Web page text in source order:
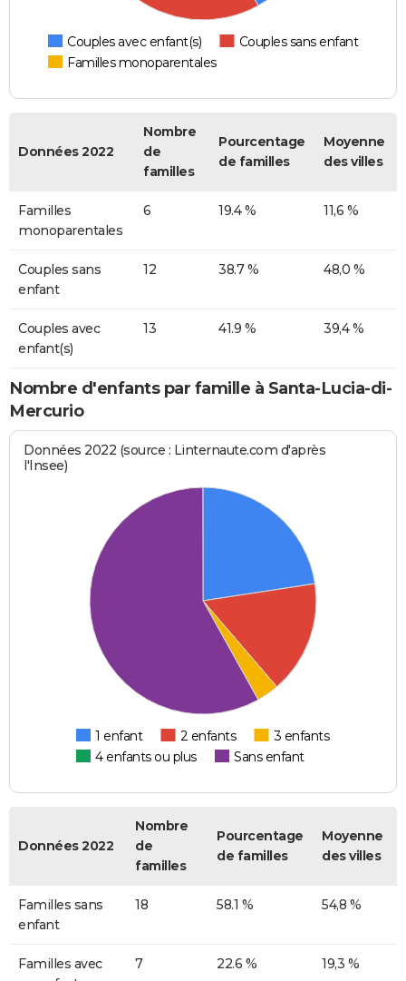
Couples avec enfant(s)
Couples sans enfant
Familles monoparentales
Données 2022
Nombre
de
familles
Pourcentage
de familles
Moyenne
des villes
Familles
monoparentales
6 19.4 % 11,6 %
Couples sans
enfant
12 38.7 % 48,0 %
Couples avec
enfant(s)
13 41.9 % 39,4 %
Nombre d'enfants par famille à Santa-Lucia-di-
Mercurio
Données 2022 (source : Linternaute.com d'après
l'Insee)
1 enfant 2 enfants
3 enfants
4 enfants ou plus
Sans enfant
Données 2022
Nombre
de
familles
Pourcentage
de familles
Moyenne
des villes
Familles sans
enfant
18 58.1 % 54,8 %
Familles avec
7 22.6 % 19,3 %